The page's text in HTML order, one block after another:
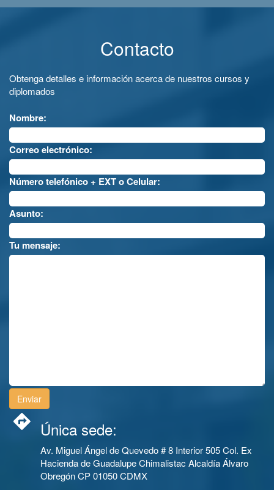
Contacto
Obtenga detalles e información acerca de nuestros cursos y
diplomados
Nombre:
Correo electrónico:
Número telefónico + EXT o Celular:
Asunto:
Tu mensaje:
Única sede:
Av. Miguel Ángel de Quevedo # 8 Interior 505 Col. Ex
Hacienda de Guadalupe Chimalistac Alcaldía Álvaro
Obregón CP 01050 CDMX